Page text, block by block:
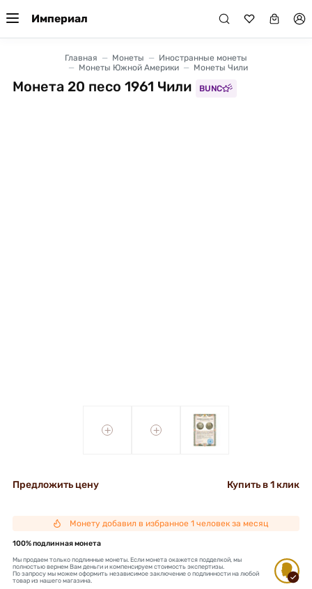
Империал
Главная Монеты
Иностранные монеты
Монеты Южной Америки
Монеты Чили
Монета 20 песо 1961 Чили BUNC
+ +
Предложить цену Купить в 1 клик
Монету добавил в избранное 1 человек за месяц
100% подлинная монета
Мы продаем только подлинные монеты. Если монета окажется подделкой, мы
полностью вернем Вам деньги и компенсируем стоимость экспертизы.
По запросу мы можем оформить независимое заключение о подлинности на любой
товар из нашего магазина.